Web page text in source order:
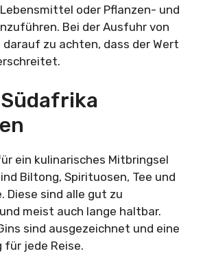
oder Pflanzen- und
Bei der Ausfuhr von
darauf zu achten, dass der Wert
Südafrika
ein kulinarisches Mitbringsel
Biltong, Spirituosen, Tee und
Diese sind alle gut zu
meist auch lange haltbar.
sind ausgezeichnet und eine
für jede Reise.